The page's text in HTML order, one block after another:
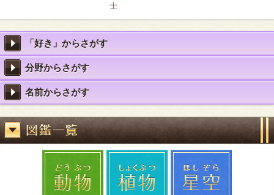
士
「好き」からさがす
分野からさがす
名前からさがす